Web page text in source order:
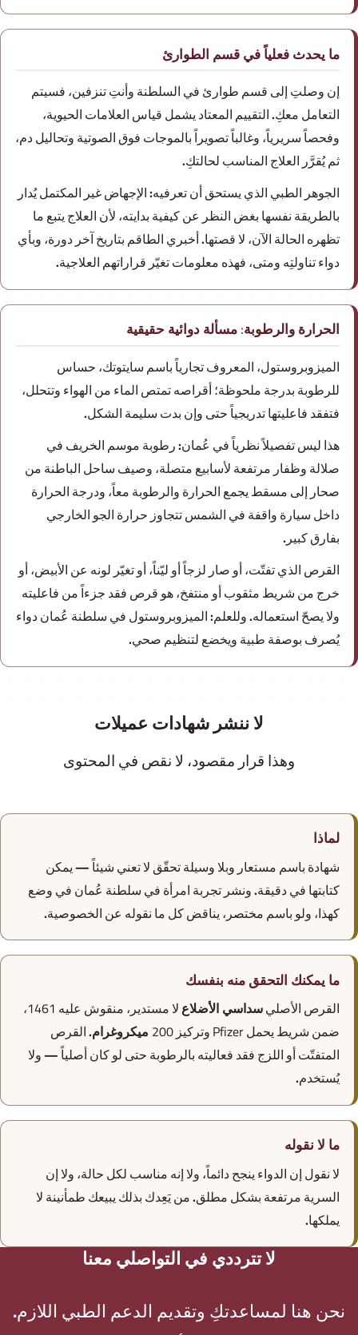
ما يحدث فعلياً في قسم الطوارئ
إن وصلتِ إلى قسم طوارئ في السلطنة وأنتِ تنزفين، فسيتم
التعامل معكِ. التقييم المعتاد يشمل قياس العلامات الحيوية،
وفحصاً سريرياً، وغالباً تصويراً بالموجات فوق الصوتية وتحاليل دم،
ثم يُقرَّر العلاج المناسب لحالتكِ.
الجوهر الطبي الذي يستحق أن تعرفيه: الإجهاض غير المكتمل يُدار
بالطريقة نفسها بغض النظر عن كيفية بدايته، لأن العلاج يتبع ما
تظهره الحالة الآن، لا قصتها. أخبري الطاقم بتاريخ آخر دورة، وبأي
دواء تناولتِه ومتى، فهذه معلومات تغيّر قراراتهم العلاجية.
الحرارة والرطوبة: مسألة دوائية حقيقية
الميزوبروستول، المعروف تجارياً باسم سايتوتك، حساس
للرطوبة بدرجة ملحوظة؛ أقراصه تمتص الماء من الهواء وتتحلل،
فتفقد فاعليتها تدريجياً حتى وإن بدت سليمة الشكل.
هذا ليس تفصيلاً نظرياً في عُمان: رطوبة موسم الخريف في
صلالة وظفار مرتفعة لأسابيع متصلة، وصيف ساحل الباطنة من
صحار إلى مسقط يجمع الحرارة والرطوبة معاً، ودرجة الحرارة
داخل سيارة واقفة في الشمس تتجاوز حرارة الجو الخارجي
بفارق كبير.
القرص الذي تفتّت، أو صار لزجاً أو ليّناً، أو تغيّر لونه عن الأبيض، أو
خرج من شريط مثقوب أو منتفخ، هو قرص فقد جزءاً من فاعليته
ولا يصحّ استعماله. وللعلم: الميزوبروستول في سلطنة عُمان دواء
يُصرف بوصفة طبية ويخضع لتنظيم صحي.
لا ننشر شهادات عميلات
وهذا قرار مقصود، لا نقص في المحتوى
لماذا
شهادة باسم مستعار وبلا وسيلة تحقّق لا تعني شيئاً — يمكن
كتابتها في دقيقة. ونشر تجربة امرأة في سلطنة عُمان في وضع
كهذا، ولو باسم مختصر، يناقض كل ما نقوله عن الخصوصية.
ما يمكنك التحقق منه بنفسك
القرص الأصليسداسي الأضلاعلا مستدير، منقوش عليه 1461،
ضمن شريط يحملPfizerوتركيز200 ميكروغرام
. القرص
المتفتّت أو اللزج فقد فعاليته بالرطوبة حتى لو كان أصلياً — ولا
يُستخدم.
ما لا نقوله
لا نقول إن الدواء ينجح دائماً، ولا إنه مناسب لكل حالة، ولا إن
السرية مرتفعة بشكل مطلق. من يَعِدك بذلك يبيعك طمأنينة لا
يملكها.
لا تترددي في التواصلي معنا
نحن هنا لمساعدتكِ وتقديم الدعم الطبي اللازم.